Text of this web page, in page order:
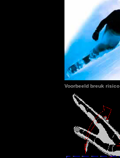
Voorbeeld breuk risico